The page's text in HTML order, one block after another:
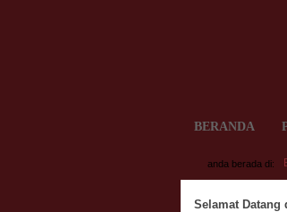
BERANDA
anda berada di:
Selamat Datang